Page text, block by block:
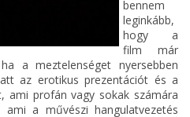
bennem
leginkább,
hogy a
film már
a meztelenséget nyersebben
az erotikus prezentációt és a
ami profán vagy sokak számára
a művészi hangulatvezetés